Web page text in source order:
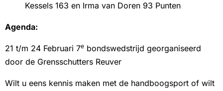
Kessels 163 en Irma van Doren 93 Punten
Agenda:
21 t/m 24 Februari 7e bondswedstrijd georganiseerd
door de Grensschutters Reuver
Wilt u eens kennis maken met de handboogsport of wilt